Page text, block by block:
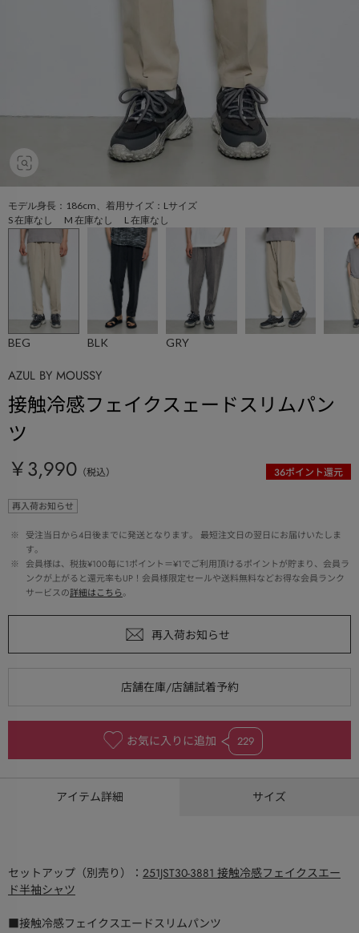
モデル身長：186cm、着用サイズ：Lサイズ
S 在庫なし M 在庫なし L 在庫なし
BEG BLK GRY
AZUL BY MOUSSY
接触冷感フェイクスェードスリムパン
ツ
￥3,990 （税込） 36ポイント還元
再入荷お知らせ
※
受注当日から4日後までに発送となります。 最短注文日の翌日にお届けいたしま
す。
※
会員様は、税抜¥100毎に1ポイント＝¥1でご利用頂けるポイントが貯まり、会員ラ
ンクが上がると還元率もUP！会員様限定セールや送料無料などお得な会員ランク
サービスの詳細はこちら。
お気に入りに追加 229
アイテム詳細 サイズ
セットアップ（別売り）： 251JST30-3881 接触冷感フェイクスエー
ド半袖シャツ
■接触冷感フェイクスエードスリムパンツ